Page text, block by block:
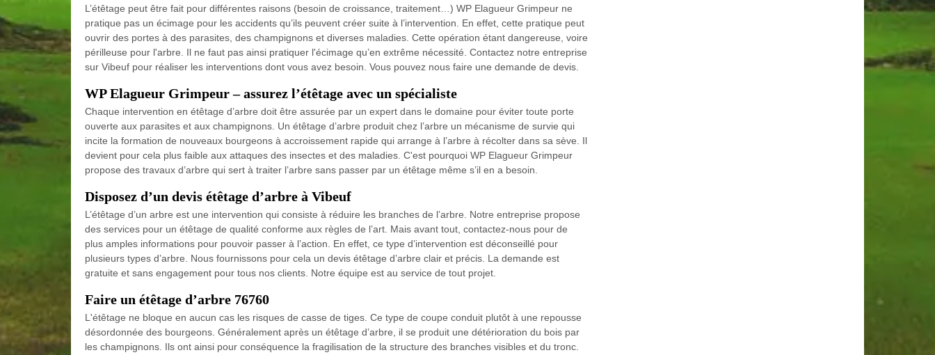
L’étêtage peut être fait pour différentes raisons (besoin de croissance, traitement…) WP Elagueur Grimpeur ne
pratique pas un écimage pour les accidents qu’ils peuvent créer suite à l’intervention. En effet, cette pratique peut
ouvrir des portes à des parasites, des champignons et diverses maladies. Cette opération étant dangereuse, voire
périlleuse pour l'arbre. Il ne faut pas ainsi pratiquer l'écimage qu’en extrême nécessité. Contactez notre entreprise
sur Vibeuf pour réaliser les interventions dont vous avez besoin. Vous pouvez nous faire une demande de devis.
WP Elagueur Grimpeur – assurez l’étêtage avec un spécialiste
Chaque intervention en étêtage d’arbre doit être assurée par un expert dans le domaine pour éviter toute porte
ouverte aux parasites et aux champignons. Un étêtage d’arbre produit chez l’arbre un mécanisme de survie qui
incite la formation de nouveaux bourgeons à accroissement rapide qui arrange à l’arbre à récolter dans sa sève. Il
devient pour cela plus faible aux attaques des insectes et des maladies. C'est pourquoi WP Elagueur Grimpeur
propose des travaux d’arbre qui sert à traiter l’arbre sans passer par un étêtage même s’il en a besoin.
Disposez d’un devis étêtage d’arbre à Vibeuf
L’étêtage d’un arbre est une intervention qui consiste à réduire les branches de l’arbre. Notre entreprise propose
des services pour un étêtage de qualité conforme aux règles de l’art. Mais avant tout, contactez-nous pour de
plus amples informations pour pouvoir passer à l’action. En effet, ce type d’intervention est déconseillé pour
plusieurs types d’arbre. Nous fournissons pour cela un devis étêtage d’arbre clair et précis. La demande est
gratuite et sans engagement pour tous nos clients. Notre équipe est au service de tout projet.
Faire un étêtage d’arbre 76760
L'étêtage ne bloque en aucun cas les risques de casse de tiges. Ce type de coupe conduit plutôt à une repousse
désordonnée des bourgeons. Généralement après un étêtage d’arbre, il se produit une détérioration du bois par
les champignons. Ils ont ainsi pour conséquence la fragilisation de la structure des branches visibles et du tronc.